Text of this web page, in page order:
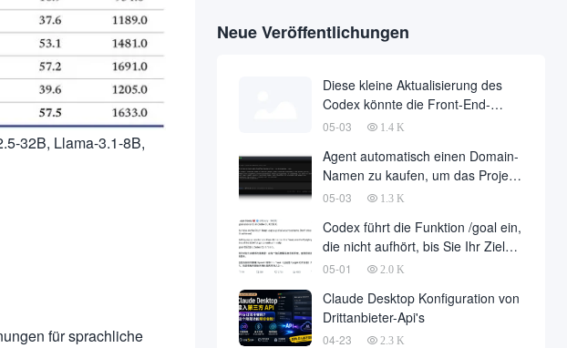
32B, Llama-3.1-8B,
für sprachliche
Neue Veröffentlichungen
Diese kleine Aktualisierung des
Codex könnte die Front-End-
Arbeiten um die Hälfte reduzieren
05-03 1.4 K
Agent automatisch einen Domain-
Namen zu kaufen, um das Projekt
bereitstellen, vollautomatische
im Namen der Entwicklungsfirma
zu einer großen Anzahl von fallen
05-03 1.3 K
Codex führt die Funktion /goal ein,
die nicht aufhört, bis Sie Ihr Ziel
erreicht haben
05-01 2.0 K
Claude Desktop Konfiguration von
Drittanbieter-Api's
04-23 2.3 K